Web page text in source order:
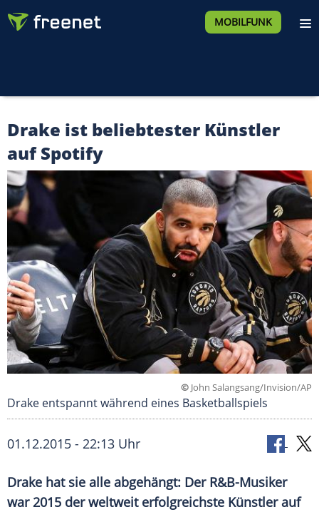
MOBILFUNK
Drake ist beliebtester Künstler
auf Spotify
© John Salangsang/Invision/AP
Drake entspannt während eines Basketballspiels
01.12.2015 - 22:13 Uhr
Drake hat sie alle abgehängt: Der R&B-Musiker
war 2015 der weltweit erfolgreichste Künstler auf